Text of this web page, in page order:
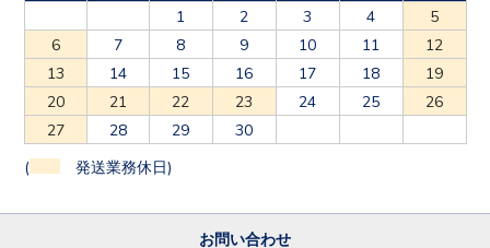
1
2 3 4
5
6
7 8 9 10 11
12
13
14 15 16 17 18
19
20
21 22 23 24 25
26
27
28 29 30
( 発送業務休日)
お問い合わせ